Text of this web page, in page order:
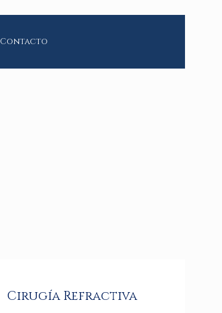
Contacto
Cirugía Refractiva